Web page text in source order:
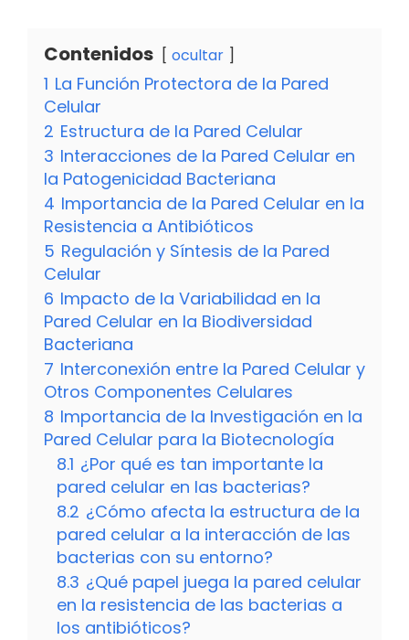
Contenidos ocultar
1 La Función Protectora de la Pared
Celular
2 Estructura de la Pared Celular
3 Interacciones de la Pared Celular en
la Patogenicidad Bacteriana
4 Importancia de la Pared Celular en la
Resistencia a Antibióticos
5 Regulación y Síntesis de la Pared
Celular
6 Impacto de la Variabilidad en la
Pared Celular en la Biodiversidad
Bacteriana
7 Interconexión entre la Pared Celular y
Otros Componentes Celulares
8 Importancia de la Investigación en la
Pared Celular para la Biotecnología
8.1 ¿Por qué es tan importante la
pared celular en las bacterias?
8.2 ¿Cómo afecta la estructura de la
pared celular a la interacción de las
bacterias con su entorno?
8.3 ¿Qué papel juega la pared celular
en la resistencia de las bacterias a
los antibióticos?